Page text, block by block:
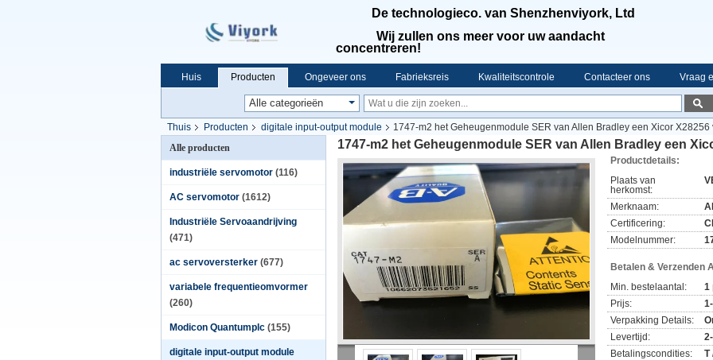
De technologieco. van Shenzhenviyork, Ltd
Wij zullen ons meer voor uw aandacht
concentreren!
Huis Producten Ongeveer ons Fabrieksreis Kwaliteitscontrole Contacteer ons Vraag
Thuis Producten digitale input-output module
1747-m2 het Geheugenmodule SER van Allen Bradley een Xicor X28256
Alle producten
industriële servomotor (116)
AC servomotor (1612)
Industriële Servoaandrijving
(471)
ac servoversterker (677)
variabele frequentieomvormer
(260)
Modicon Quantumplc (155)
digitale input-output module
1747-m2 het Geheugenmodule SER van Allen Bradley een
Productdetails:
Plaats van
herkomst:
Merknaam:
Certificering:
Modelnummer:
Betalen & Verzenden
Min. bestelaantal:
1
Prijs:
Verpakking Details:
Levertijd:
Betalingscondities:
T